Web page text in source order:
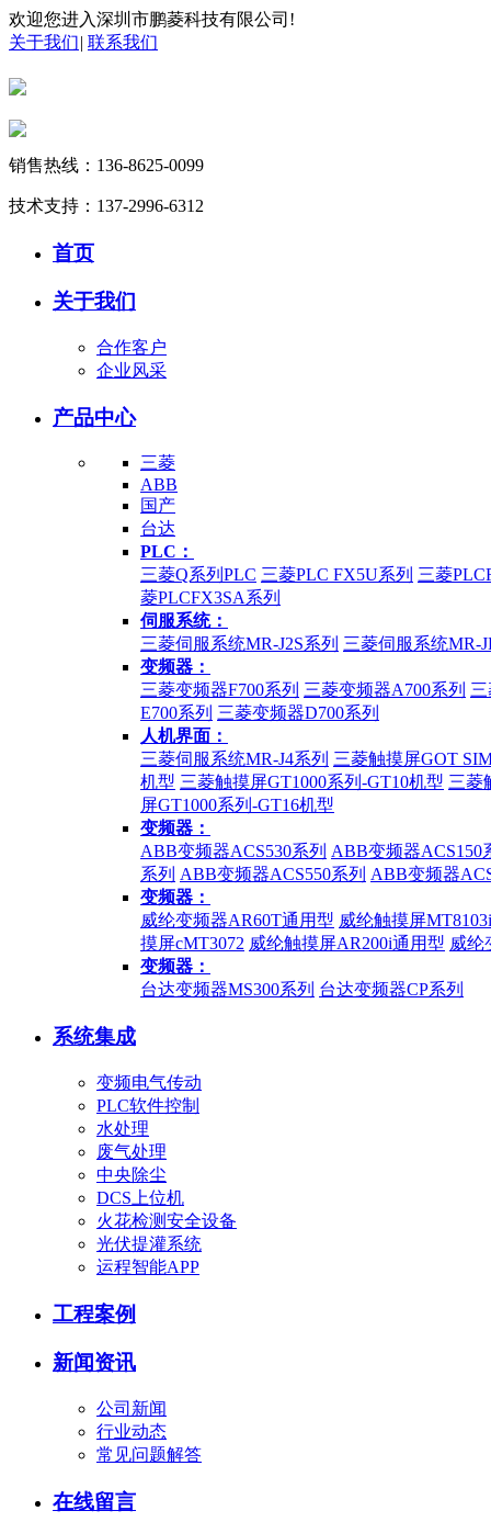
欢迎您进入深圳市鹏菱科技有限公司!
关于我们| 联系我们
销售热线：136-8625-0099
技术支持：137-2996-6312
首页
关于我们
合作客户
企业风采
产品中心
三菱
ABB
国产
台达
PLC：
三菱Q系列PLC 三菱PLC FX5U系列 三菱
菱PLCFX3SA系列
伺服系统：
三菱伺服系统MR-J2S系列 三菱伺服系统MR-
变频器：
三菱变频器F700系列 三菱变频器A700系列 三
E700系列 三菱变频器D700系列
人机界面：
三菱伺服系统MR-J4系列 三菱触摸屏GOT
机型 三菱触摸屏GT1000系列-GT10机型 三菱
屏GT1000系列-GT16机型
变频器：
ABB变频器ACS530系列 ABB变频器ACS150
系列 ABB变频器ACS550系列 ABB变频器
变频器：
威纶变频器AR60T通用型 威纶触摸屏
摸屏cMT3072 威纶触摸屏AR200i通用型 威纶
变频器：
台达变频器MS300系列 台达变频器CP系列
系统集成
变频电气传动
PLC软件控制
水处理
废气处理
中央除尘
DCS上位机
火花检测安全设备
光伏提灌系统
运程智能APP
工程案例
新闻资讯
公司新闻
行业动态
常见问题解答
在线留言